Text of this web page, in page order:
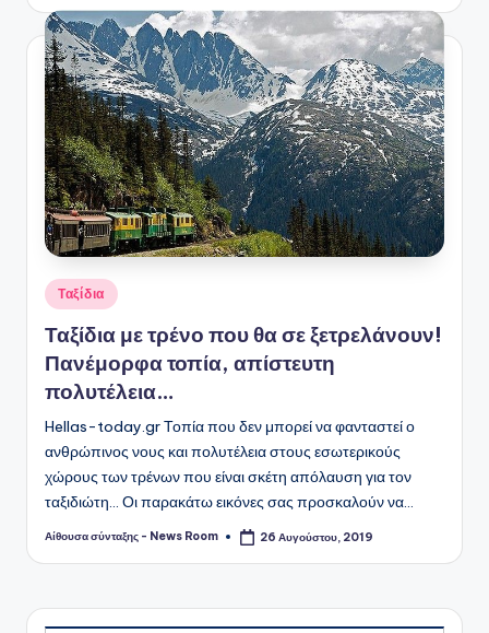
Αναρτήθηκε
σε
Ταξίδια
Ταξίδια με τρένο που θα σε ξετρελάνουν!
Πανέμορφα τοπία, απίστευτη
πολυτέλεια…
Hellas-today.gr Τοπία που δεν μπορεί να φανταστεί ο
ανθρώπινος νους και πολυτέλεια στους εσωτερικούς
χώρους των τρένων που είναι σκέτη απόλαυση για τον
ταξιδιώτη... Οι παρακάτω εικόνες σας προσκαλούν να…
Συγγραφέας:
Αίθουσα σύνταξης - News Room 26 Αυγούστου, 2019